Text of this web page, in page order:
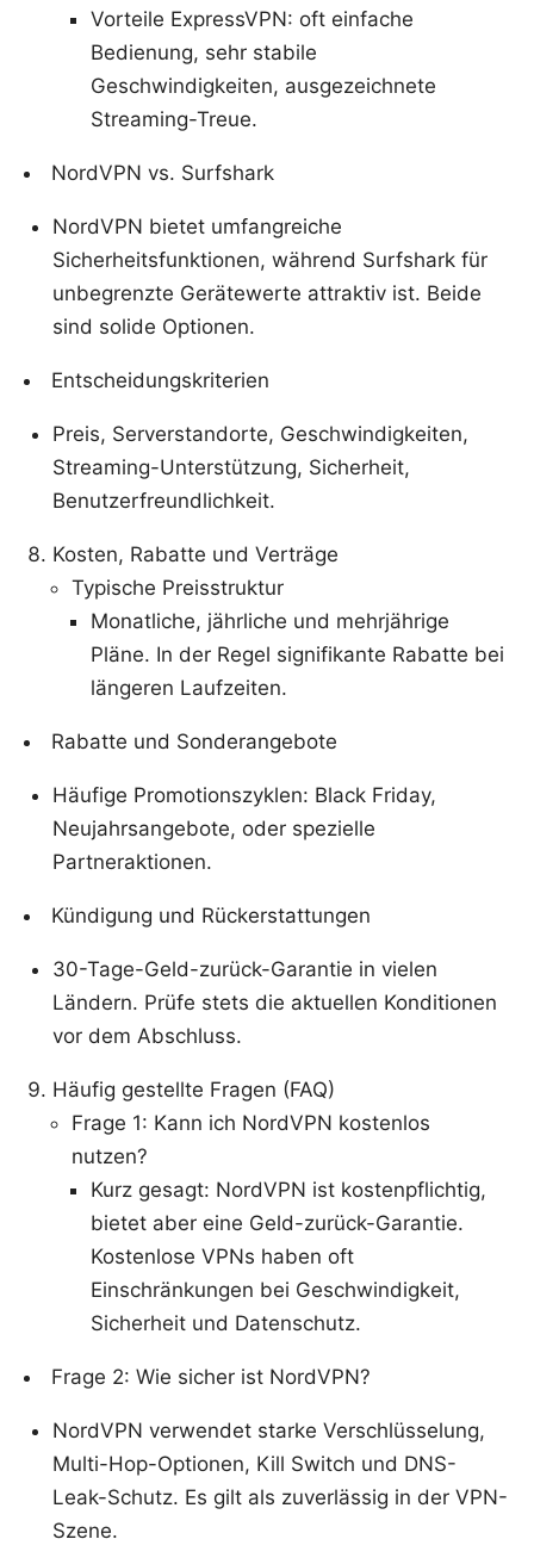
Vorteile ExpressVPN: oft einfache
Bedienung, sehr stabile
Geschwindigkeiten, ausgezeichnete
Streaming-Treue.
NordVPN vs. Surfshark
NordVPN bietet umfangreiche
Sicherheitsfunktionen, während Surfshark für
unbegrenzte Gerätewerte attraktiv ist. Beide
sind solide Optionen.
Entscheidungskriterien
Preis, Serverstandorte, Geschwindigkeiten,
Streaming-Unterstützung, Sicherheit,
Benutzerfreundlichkeit.
Kosten, Rabatte und Verträge
Typische Preisstruktur
Monatliche, jährliche und mehrjährige
Pläne. In der Regel signifikante Rabatte bei
längeren Laufzeiten.
Rabatte und Sonderangebote
Häufige Promotionszyklen: Black Friday,
Neujahrsangebote, oder spezielle
Partneraktionen.
Kündigung und Rückerstattungen
30-Tage-Geld-zurück-Garantie in vielen
Ländern. Prüfe stets die aktuellen Konditionen
vor dem Abschluss.
Häufig gestellte Fragen (FAQ)
Frage 1: Kann ich NordVPN kostenlos
nutzen?
Kurz gesagt: NordVPN ist kostenpflichtig,
bietet aber eine Geld-zurück-Garantie.
Kostenlose VPNs haben oft
Einschränkungen bei Geschwindigkeit,
Sicherheit und Datenschutz.
Frage 2: Wie sicher ist NordVPN?
NordVPN verwendet starke Verschlüsselung,
Multi-Hop-Optionen, Kill Switch und DNS-
Leak-Schutz. Es gilt als zuverlässig in der VPN-
Szene.